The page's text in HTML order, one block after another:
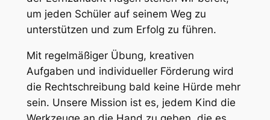
um jeden Schüler auf seinem Weg zu
unterstützen und zum Erfolg zu führen.
Mit regelmäßiger Übung, kreativen
Aufgaben und individueller Förderung wird
die Rechtschreibung bald keine Hürde mehr
sein. Unsere Mission ist es, jedem Kind die